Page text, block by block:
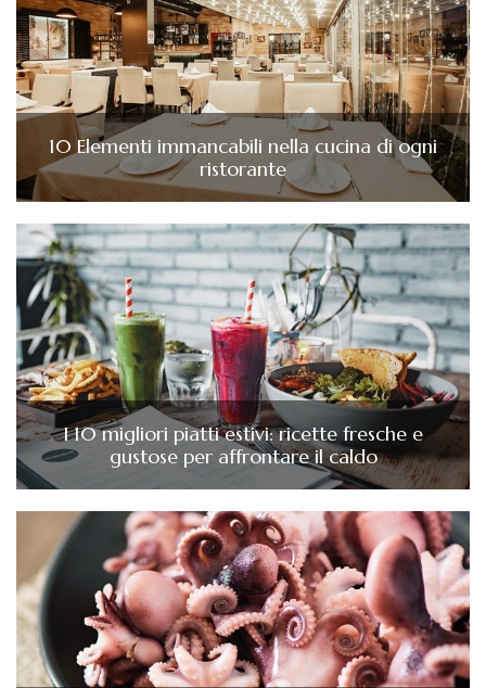
10 Elementi immancabili nella cucina di ogni
ristorante
I 10 migliori piatti estivi: ricette fresche e
gustose per affrontare il caldo